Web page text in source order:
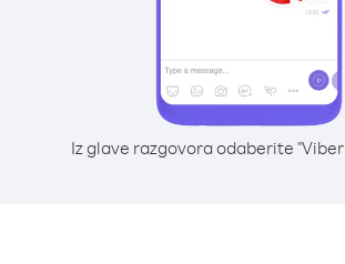
Iz glave razgovora odaberite